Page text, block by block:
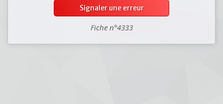
Signaler une erreur
Fiche n°4333